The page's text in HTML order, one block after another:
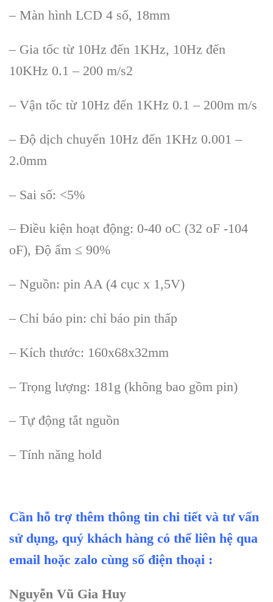
– Màn hình LCD 4 số, 18mm
– Gia tốc từ 10Hz đến 1KHz, 10Hz đến
10KHz 0.1 – 200 m/s2
– Vận tốc từ 10Hz đến 1KHz 0.1 – 200m m/s
– Độ dịch chuyển 10Hz đến 1KHz 0.001 –
2.0mm
– Sai số: <5%
– Điều kiện hoạt động: 0-40 oC (32 oF -104
oF), Độ ẩm ≤ 90%
– Nguồn: pin AA (4 cục x 1,5V)
– Chỉ báo pin: chỉ báo pin thấp
– Kích thước: 160x68x32mm
– Trọng lượng: 181g (không bao gồm pin)
– Tự động tắt nguồn
– Tính năng hold
Cần hỗ trợ thêm thông tin chi tiết và tư vấn
sử dụng, quý khách hàng có thể liên hệ qua
email hoặc zalo cùng số điện thoại :
Nguyễn Vũ Gia Huy